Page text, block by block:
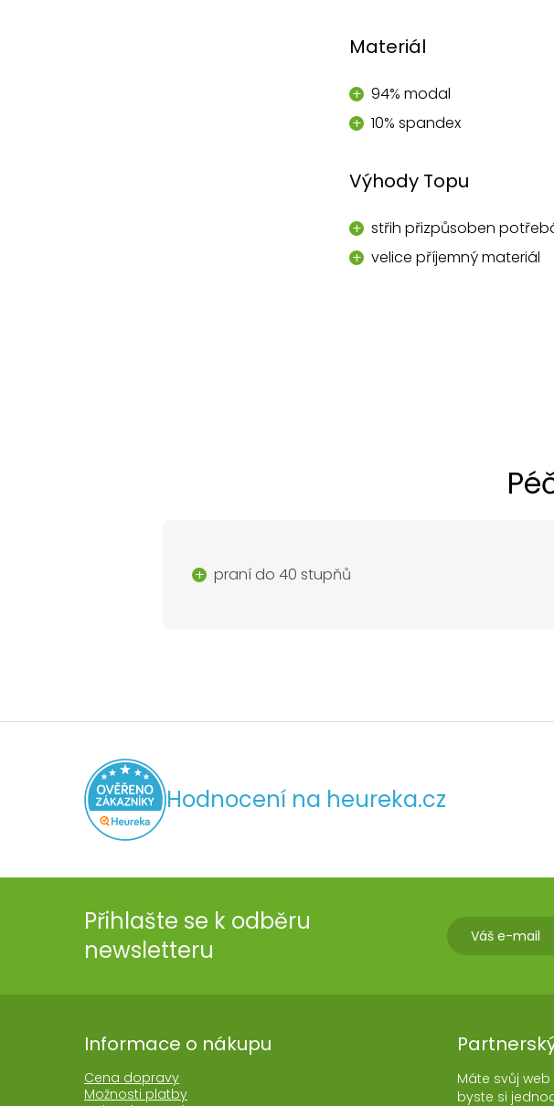
Materiál
94% modal
10% spandex
Výhody Topu
střih přizpůsoben
velice příjemný materiál
praní do 40 stupňů
Hodnocení na heureka.cz
Přihlašte se k odběru
newsletteru
Informace o nákupu
Cena dopravy
Možnosti platby
Máte svůj
byste si